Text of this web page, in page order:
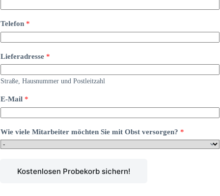
Telefon *
Lieferadresse *
Straße, Hausnummer und Postleitzahl
E-Mail *
Wie viele Mitarbeiter möchten Sie mit Obst versorgen? *
Kostenlosen Probekorb sichern!